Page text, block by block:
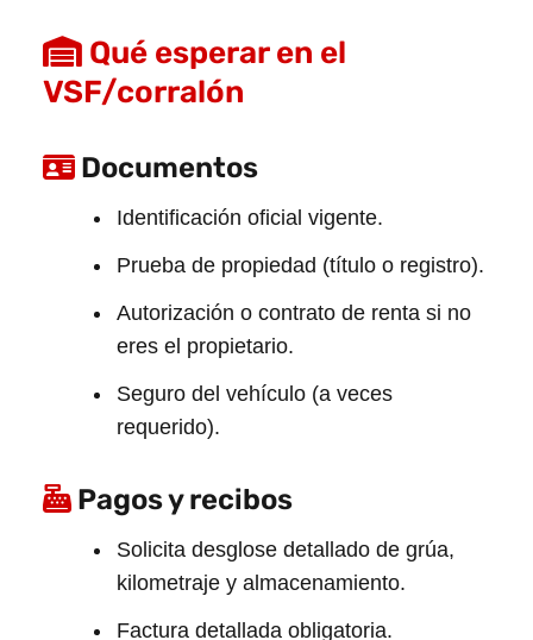
Qué esperar en el
VSF/corralón
Documentos
Identificación oficial vigente.
Prueba de propiedad (título o registro).
Autorización o contrato de renta si no
eres el propietario.
Seguro del vehículo (a veces
requerido).
Pagos y recibos
Solicita desglose detallado de grúa,
kilometraje y almacenamiento.
Factura detallada obligatoria.